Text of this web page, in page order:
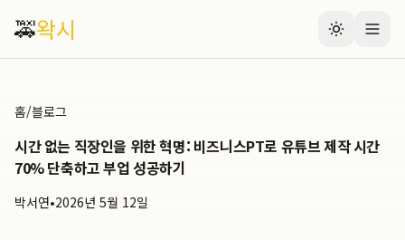
🚕왁시
홈/블로그
시간 없는 직장인을 위한 혁명: 비즈니스PT로 유튜브 제작 시간
70% 단축하고 부업 성공하기
박서연•2026년 5월 12일